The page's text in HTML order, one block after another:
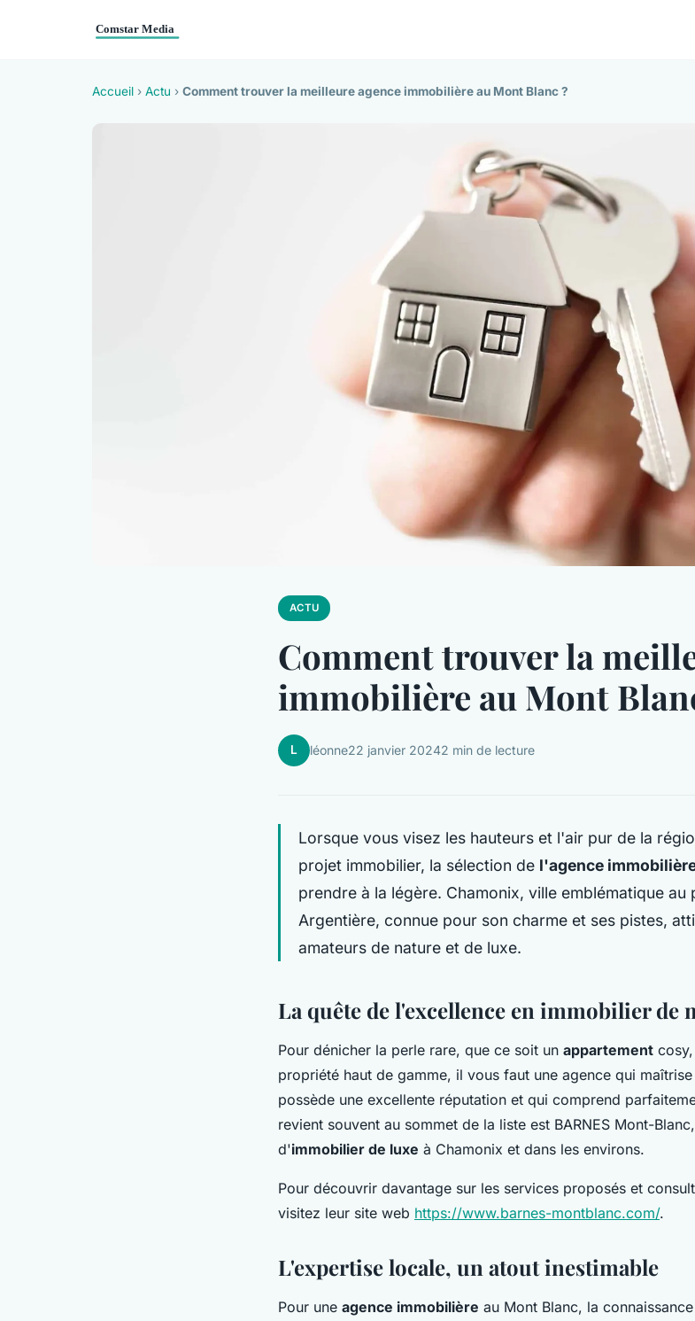
Accueil › Actu › Comment trouver la meilleure agence immobilière au Mont Blanc ?
ACTU
Comment trouver la
immobilière au Mont
L léonne22 janvier 20242 min de lecture
Lorsque vous visez les hauteurs et l'air pur de la
projet immobilier, la sélection de l'agence
prendre à la légère. Chamonix, ville emblématique
Argentière, connue pour son charme et ses pistes,
amateurs de nature et de luxe.
La quête de l'excellence en immobilier de
Pour dénicher la perle rare, que ce soit un appartement
propriété haut de gamme, il vous faut une agence qui maîtrise
possède une excellente réputation et qui comprend
revient souvent au sommet de la liste est BARNES Mont-
d'immobilier de luxe à Chamonix et dans les environs.
Pour découvrir davantage sur les services proposés et
visitez leur site web https://www.barnes-montblanc.com/.
L'expertise locale, un atout inestimable
Pour une agence immobilière au Mont Blanc, la